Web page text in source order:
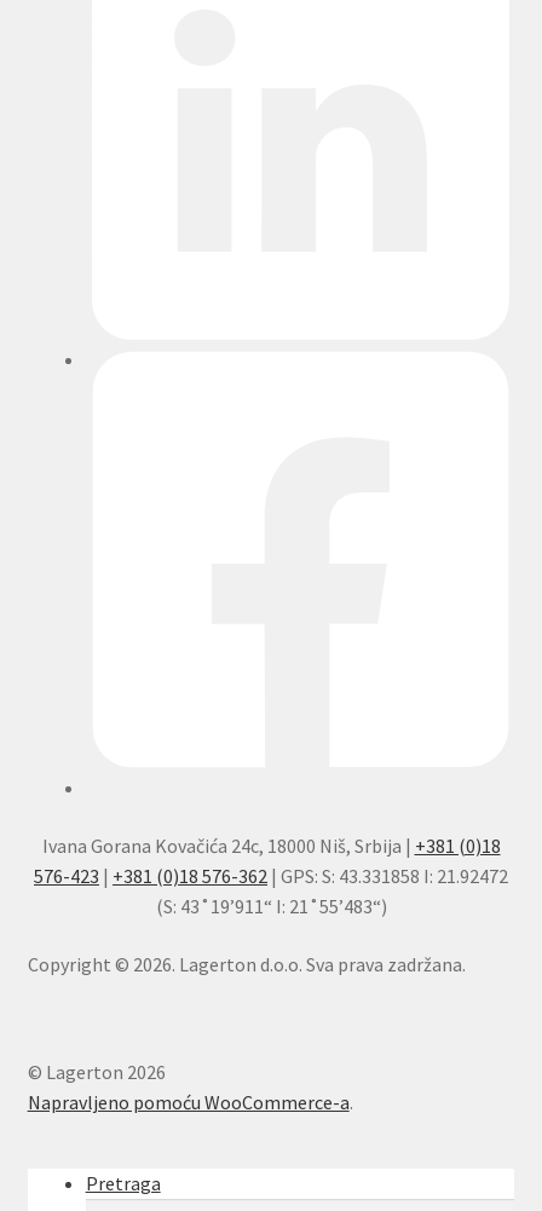
Ivana Gorana Kovačića 24c, 18000 Niš, Srbija | +381 (0)18
576-423 | +381 (0)18 576-362 | GPS: S: 43.331858 I: 21.92472
(S: 43˚19’911“ I: 21˚55’483“)
Copyright © 2026. Lagerton d.o.o. Sva prava zadržana.
© Lagerton 2026
Napravljeno pomoću WooCommerce-a.
Pretraga